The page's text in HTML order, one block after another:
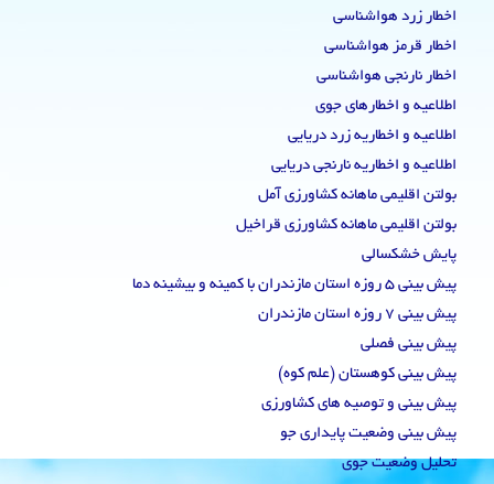
اخطار زرد هواشناسی
اخطار قرمز هواشناسی
اخطار نارنجی هواشناسی
اطلاعیه و اخطارهای جوی
اطلاعیه و اخطاریه زرد دریایی
اطلاعیه و اخطاریه نارنجی دریایی
بولتن اقلیمی ماهانه کشاورزی آمل
بولتن اقلیمی ماهانه کشاورزی قراخیل
پایش خشکسالی
پیش بینی 5 روزه استان مازندران با کمینه و بیشینه دما
پیش بینی 7 روزه استان مازندران
پیش بینی فصلی
پیش بینی کوهستان (علم کوه)
پیش بینی و توصیه های کشاورزی
پیش بینی وضعیت پایداری جو
تحلیل وضعیت جوی